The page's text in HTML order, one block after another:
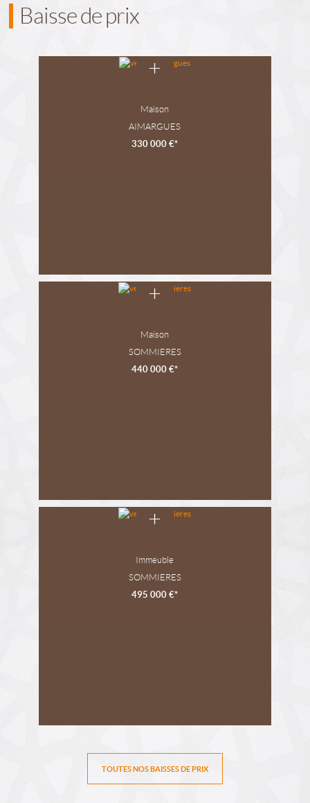
Baisse de prix
+
Maison
AIMARGUES
330 000 €*
+
Maison
SOMMIERES
440 000 €*
+
Immeuble
SOMMIERES
495 000 €*
TOUTES NOS BAISSES DE PRIX